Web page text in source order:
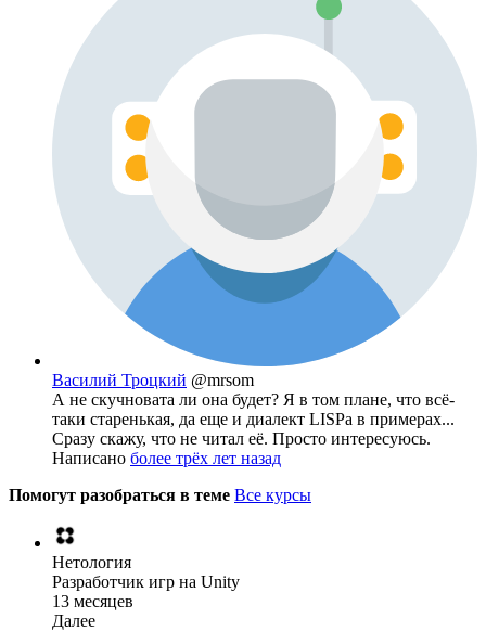
Василий Троцкий @mrsom
А не скучновата ли она будет? Я в том плане, что всё-
таки старенькая, да еще и диалект LISPа в примерах...
Сразу скажу, что не читал её. Просто интересуюсь.
Написано более трёх лет назад
Помогут разобраться в теме Все курсы
Нетология
Разработчик игр на Unity
13 месяцев
Далее